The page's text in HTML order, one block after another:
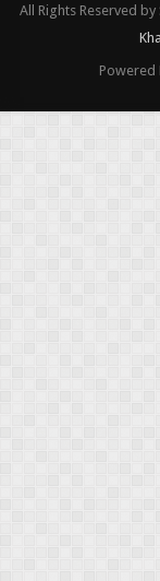
All Rights Reserved by
Powered